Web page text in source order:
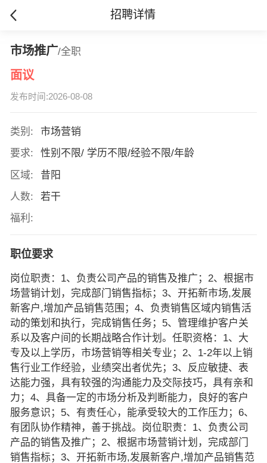
招聘详情
市场推广/全职
面议
发布时间:2026-08-08
类别:
市场营销
要求:
性别不限/ 学历不限/经验不限/年龄
区域:
昔阳
人数:
若干
福利:
职位要求
岗位职责：1、负责公司产品的销售及推广；2、根据市
场营销计划，完成部门销售指标；3、开拓新市场,发展
新客户,增加产品销售范围；4、负责销售区域内销售活
动的策划和执行，完成销售任务；5、管理维护客户关
系以及客户间的长期战略合作计划。任职资格：1、大
专及以上学历，市场营销等相关专业；2、1-2年以上销
售行业工作经验，业绩突出者优先；3、反应敏捷、表
达能力强，具有较强的沟通能力及交际技巧，具有亲和
力；4、具备一定的市场分析及判断能力，良好的客户
服务意识；5、有责任心，能承受较大的工作压力；6、
有团队协作精神，善于挑战。岗位职责：1、负责公司
产品的销售及推广；2、根据市场营销计划，完成部门
销售指标；3、开拓新市场,发展新客户,增加产品销售范